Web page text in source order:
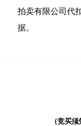
拍卖有限公司代
据。
（竞买